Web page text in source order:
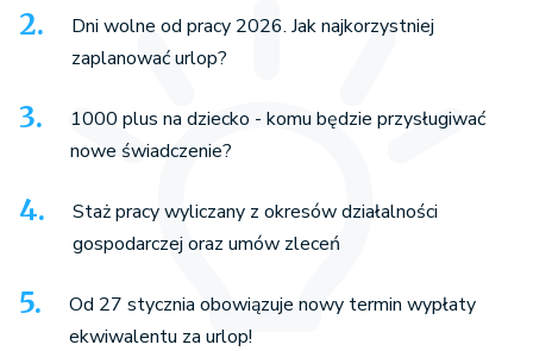
Dni wolne od pracy 2026. Jak najkorzystniej
zaplanować urlop?
1000 plus na dziecko - komu będzie przysługiwać
nowe świadczenie?
Staż pracy wyliczany z okresów działalności
gospodarczej oraz umów zleceń
Od 27 stycznia obowiązuje nowy termin wypłaty
ekwiwalentu za urlop!